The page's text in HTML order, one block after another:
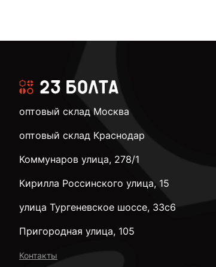
оптовый склад Москва
оптовый склад Краснодар
Коммунаров улица, 278/1
Кирилла Россинского улица, 15
улица Тургеневское шоссе, 33с6
Пригородная улица, 105
Контакты